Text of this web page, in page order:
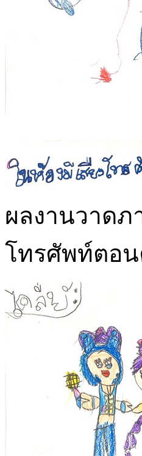
ผลงานวาดภ
โทรศัพท์ตอ